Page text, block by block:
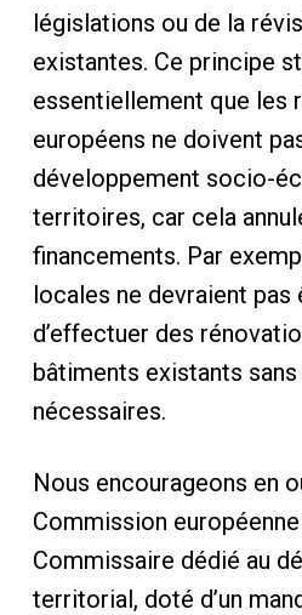
législations ou de la
existantes. Ce principe
essentiellement que les
européens ne doivent
développement socio-
territoires, car cela
financements. Par
locales ne devraient
d’effectuer des
bâtiments existants
nécessaires.
Nous encourageons en
Commission
Commissaire dédié au
territorial, doté d’un